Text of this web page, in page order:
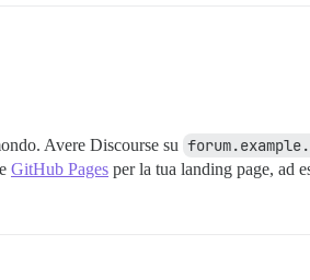
Avere Discourse su
GitHub Pages per la tua landing page, ad